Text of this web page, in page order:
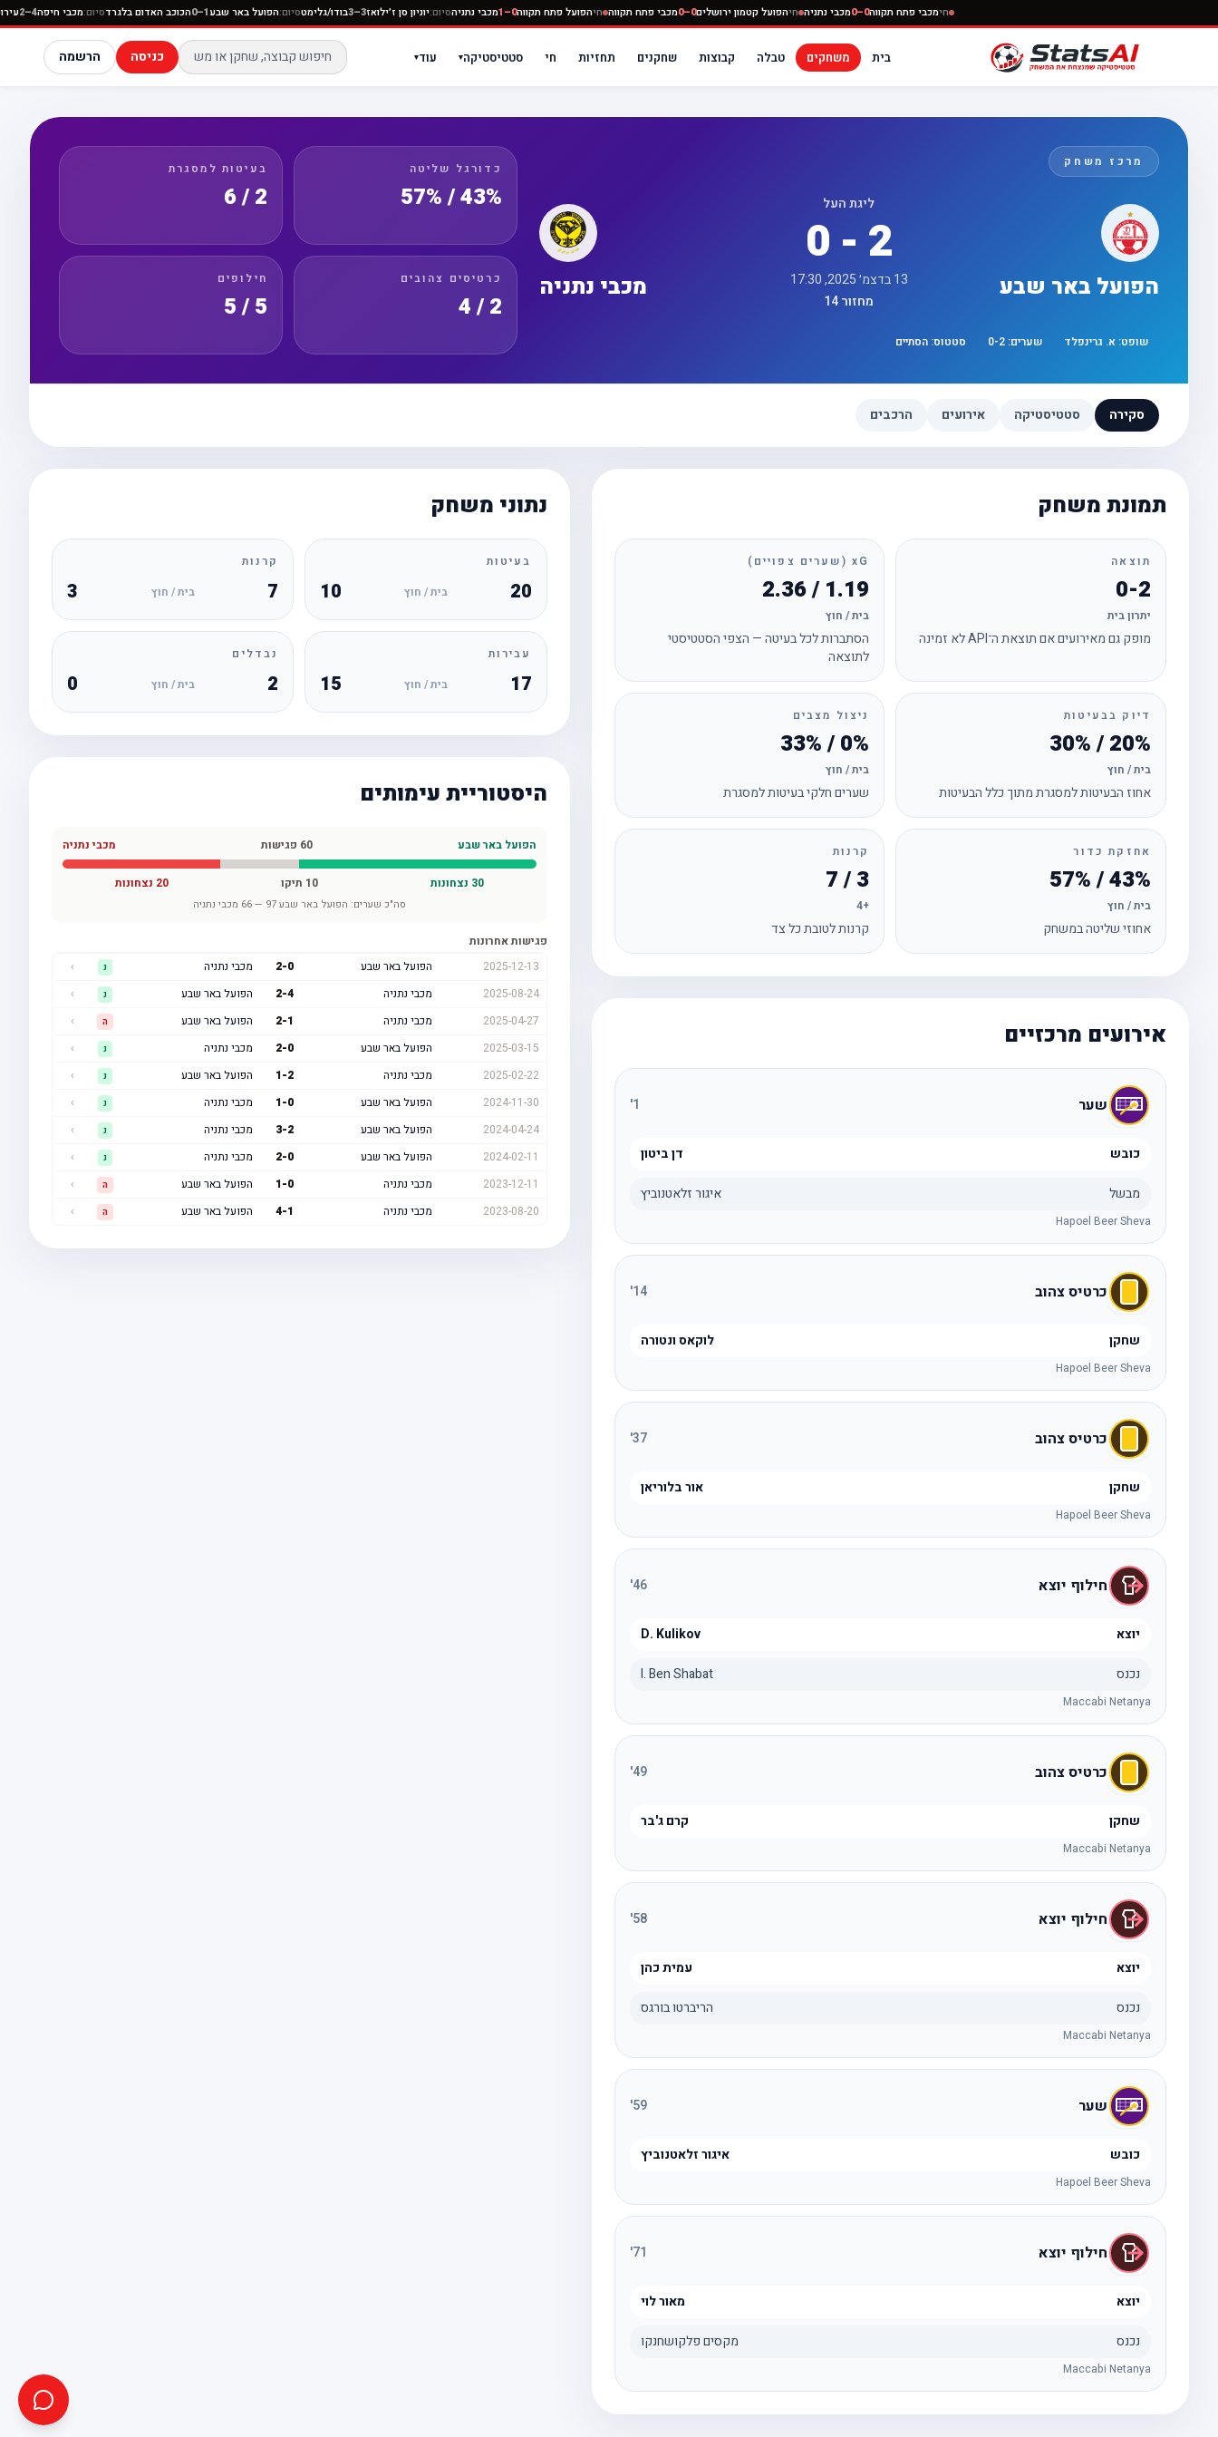
חימכבי פתח תקווה0–0 מכבי נתניה חיהפועל קטמון ירושלים0–0 מכבי פתח תקווה חיהפועל פתח תקווה0–1 מכבי נתניהסיום:יוניון סן ז׳ילואז3–3 בודו/גלימטסיום:הפועל באר שבע1–0 הכוכב האדום בלגרדסיום:מכבי
בית משחקים טבלה קבוצות שחקנים תחזיות חי סטטיסטיקה▾ עוד▾ כניסה הרשמה
מרכז משחק
הפועל באר שבע
ליגת העל
0 - 2
13 בדצמ׳ 2025, 17:30
מחזור 14
מכבי נתניה
שופט: א. גרינפלד שערים: 0-2 סטטוס: הסתיים
כדורגל שליטה
43% / 57%
בעיטות למסגרת
2 / 6
כרטיסים צהובים
2 / 4
חילופים
5 / 5
סקירה סטטיסטיקה אירועים הרכבים
תמונת משחק
תוצאה
0-2
יתרון בית
מופק גם מאירועים אם תוצאת ה־API לא זמינה
xG (שערים צפויים)
1.19 / 2.36
בית / חוץ
הסתברות לכל בעיטה — הצפי הסטטיסטי
לתוצאה
דיוק בבעיטות
20% / 30%
בית / חוץ
אחוז הבעיטות למסגרת מתוך כלל הבעיטות
ניצול מצבים
0% / 33%
בית / חוץ
שערים חלקי בעיטות למסגרת
אחזקת כדור
43% / 57%
בית / חוץ
אחוזי שליטה במשחק
קרנות
3 / 7
+4
קרנות לטובת כל צד
אירועים מרכזיים
שער 1
'
כובש דן ביטון
מבשל איגור זלאטנוביץ
Hapoel Beer Sheva
כרטיס צהוב 14
'
שחקן לוקאס ונטורה
Hapoel Beer Sheva
כרטיס צהוב 37
'
שחקן אור בלוריאן
Hapoel Beer Sheva
חילוף יוצא 46
'
יוצא D. Kulikov
נכנס I. Ben Shabat
Maccabi Netanya
כרטיס צהוב 49
'
שחקן קרם ג'בר
Maccabi Netanya
חילוף יוצא 58
'
יוצא עמית כהן
נכנס הריברטו בורגס
Maccabi Netanya
שער 59
'
כובש איגור זלאטנוביץ
Hapoel Beer Sheva
חילוף יוצא 71
'
יוצא מאור לוי
נכנס מקסים פלקושחנקו
Maccabi Netanya
נתוני משחק
בעיטות
20 בית / חוץ 10
קרנות
7 בית / חוץ 3
עבירות
17 בית / חוץ 15
נבדלים
2 בית / חוץ 0
היסטוריית עימותים
הפועל באר שבע 60 פגישות מכבי נתניה
30 נצחונות 10 תיקו 20 נצחונות
סה"כ שערים: הפועל באר שבע97
—
66 מכבי נתניה
פגישות אחרונות
2025-12-13
הפועל באר שבע 2-0 מכבי נתניה נ
›
2025-08-24
מכבי נתניה 2-4 הפועל באר שבע נ
›
2025-04-27
מכבי נתניה 2-1 הפועל באר שבע ה
›
2025-03-15
הפועל באר שבע 2-0 מכבי נתניה נ
›
2025-02-22
מכבי נתניה 1-2 הפועל באר שבע נ
›
2024-11-30
הפועל באר שבע 1-0 מכבי נתניה נ
›
2024-04-24
הפועל באר שבע 3-2 מכבי נתניה נ
›
2024-02-11
הפועל באר שבע 2-0 מכבי נתניה נ
›
2023-12-11
מכבי נתניה 1-0 הפועל באר שבע ה
›
2023-08-20
מכבי נתניה 4-1 הפועל באר שבע ה ›